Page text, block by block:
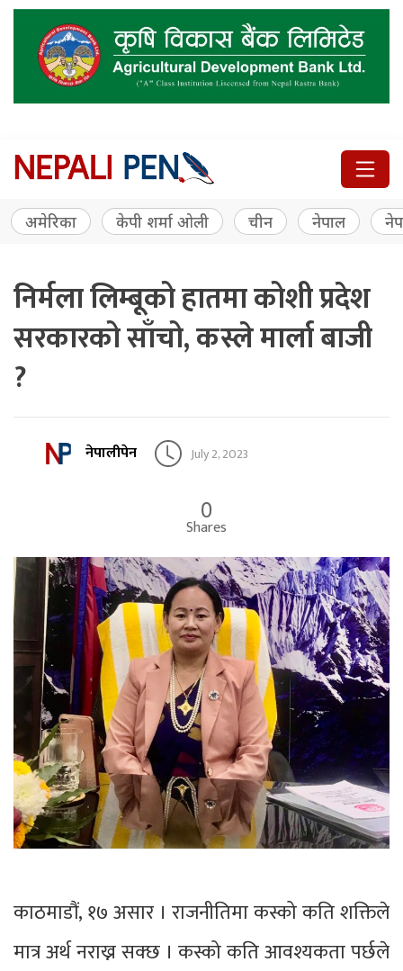
अमेरिका केपी शर्मा ओली चीन नेपाल
निर्मला लिम्बूको हातमा कोशी प्रदेश
सरकारको साँचो, कस्ले मार्ला बाजी
?
नेपालीपेन July 2, 2023
0
Shares
काठमाडौं, १७ असार । राजनीतिमा कस्को कति शक्तिले
मात्र अर्थ नराख्न सक्छ । कस्को कति आवश्यकता पर्छले